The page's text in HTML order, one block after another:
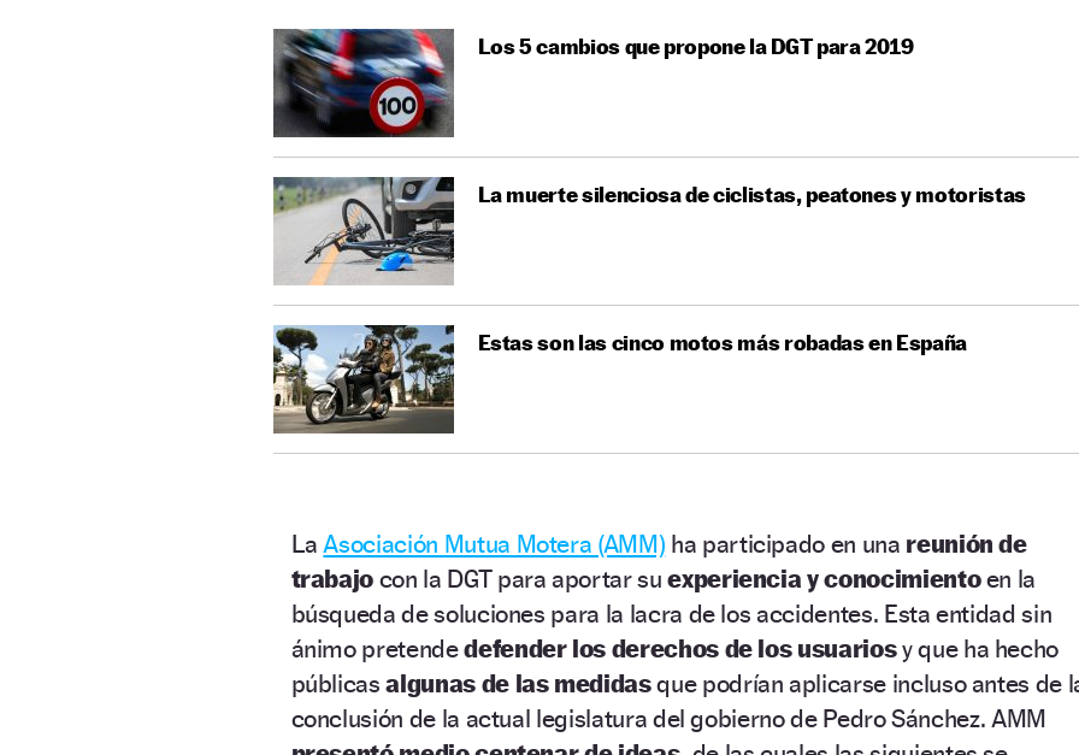
Los 5 cambios que propone la DGT para 2019
La muerte silenciosa de ciclistas, peatones y motoristas
Estas son las cinco motos más robadas en España
La Asociación Mutua Motera (AMM) ha participado en una reunión de
trabajo con la DGT para aportar suexperiencia y conocimientoen la
búsqueda de soluciones para la lacra de los accidentes. Esta entidad sin
ánimo pretendedefender los derechos de los usuariosy que ha hecho
públicasalgunas de las medidasque podrían aplicarse incluso antes de
conclusión de la actual legislatura del gobierno de Pedro Sánchez. AMM